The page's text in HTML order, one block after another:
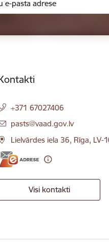
+371 67027406
E-pasts:
pasts@vaad.gov.lv
Lielvārdes iela 36, Rīga, LV-
Visi kontakti